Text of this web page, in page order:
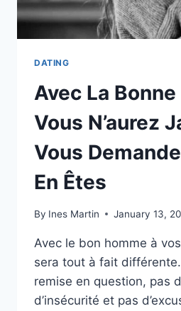
RELATION
DATING
Avec La
Vous N’aurez
Vous
En Êtes
By Ines Martin January 13,
Avec le bon homme à
sera tout à fait différente.
remise en question, pas
d’insécurité et pas